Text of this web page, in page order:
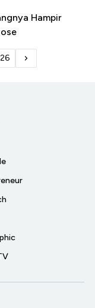
Hampir
26